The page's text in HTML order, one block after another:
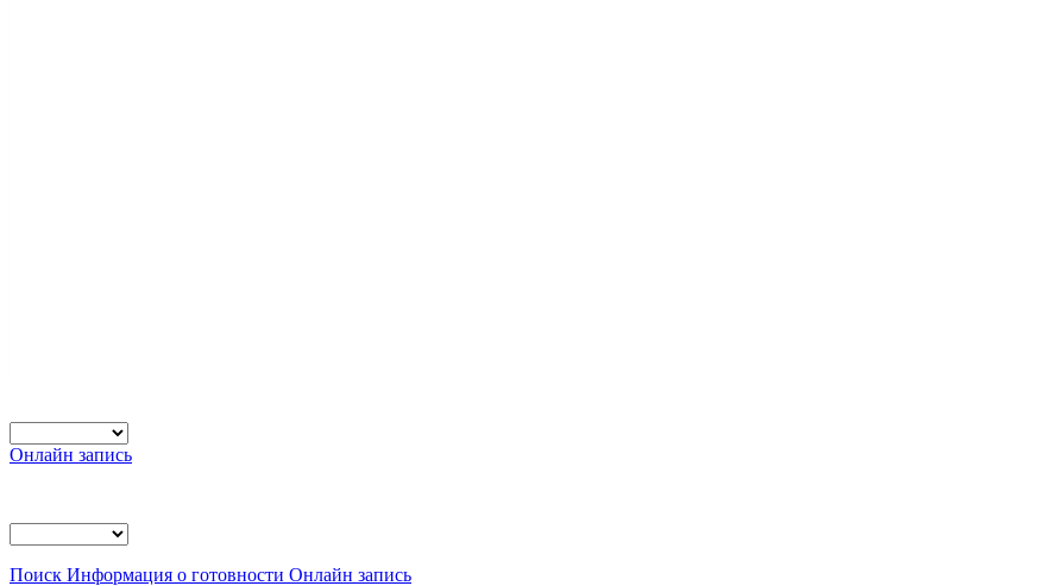
Онлайн запись
Поиск Информация о готовности Онлайн запись